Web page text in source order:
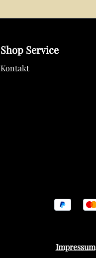
Shop Service
Kontakt
Impressum